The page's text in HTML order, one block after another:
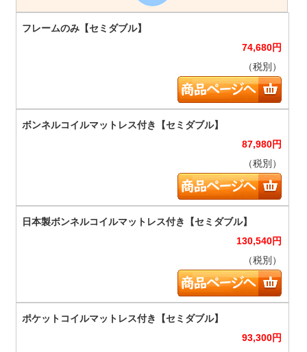
74,680円
（税別）
87,980円
（税別）
130,540円
（税別）
93,300円